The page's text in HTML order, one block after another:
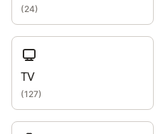
(24)
TV
(127)